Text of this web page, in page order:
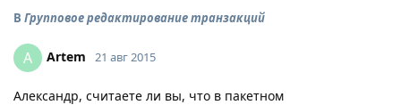
В Групповое редактирование транзакций
A Artem 21 авг 2015
Александр, считаете ли вы, что в пакетном